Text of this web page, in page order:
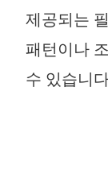
제공되는
패턴이나
수 있습니